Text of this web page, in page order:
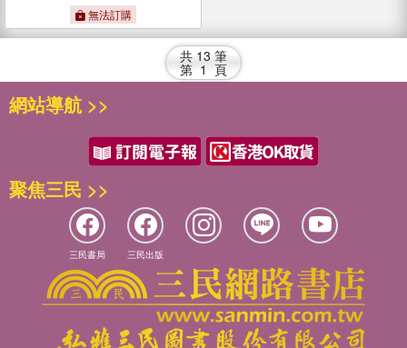
無法訂購
共 13 筆
第 1 頁
網站導航 >>
聚焦三民 >>
三民書局 三民出版